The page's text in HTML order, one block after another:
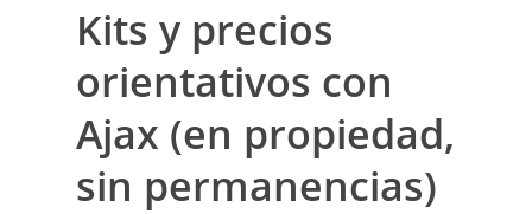
Kits y precios
orientativos con
Ajax (en propiedad,
sin permanencias)